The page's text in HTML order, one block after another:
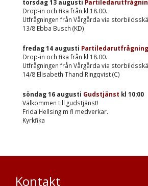
torsdag 13 augusti
Drop-in och fika från kl 18.00.
Utfrågningen från Vårgårda via
13/8 Ebba Busch (KD)
fredag 14 augusti Partiledarutfrågning
Drop-in och fika från kl 18.00.
Utfrågningen från Vårgårda via
14/8 Elisabeth Thand Ringqvist (C)
söndag 16 augusti Gudstjänst kl 10:00
Välkommen till gudstjänst!
Frida Hellsing m fl medverkar.
Kyrkfika
Kontakt